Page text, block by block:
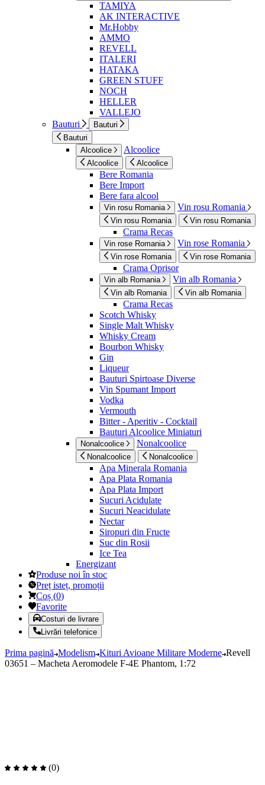
TAMIYA
AK INTERACTIVE
Mr.Hobby
AMMO
REVELL
ITALERI
HATAKA
GREEN STUFF
NOCH
HELLER
VALLEJO
Bauturi
Bauturi
Bauturi
Alcoolice
Alcoolice
Alcoolice Alcoolice
Bere Romania
Bere Import
Bere fara alcool
Vin rosu Romania Vin rosu Romania
Vin rosu Romania Vin rosu Romania
Crama Recas
Vin rose Romania Vin rose Romania
Vin rose Romania Vin rose Romania
Crama Oprisor
Vin alb Romania Vin alb Romania
Vin alb Romania Vin alb Romania
Crama Recas
Scotch Whisky
Single Malt Whisky
Whisky Cream
Bourbon Whisky
Gin
Liqueur
Bauturi Spirtoase Diverse
Vin Spumant Import
Vodka
Vermouth
Bitter - Aperitiv - Cocktail
Bauturi Alcoolice Miniaturi
Nonalcoolice Nonalcoolice
Nonalcoolice Nonalcoolice
Apa Minerala Romania
Apa Plata Romania
Apa Plata Import
Sucuri Acidulate
Sucuri Neacidulate
Nectar
Siropuri din Fructe
Suc din Rosii
Ice Tea
Energizant
Produse noi în stoc
Preț isteț, promoții
Coș (0)
Favorite
Costuri de livrare
Livrări telefonice
Prima pagină Modelism Kituri Avioane Militare Moderne Revell
03651 – Macheta Aeromodele F-4E Phantom, 1:72
(0)